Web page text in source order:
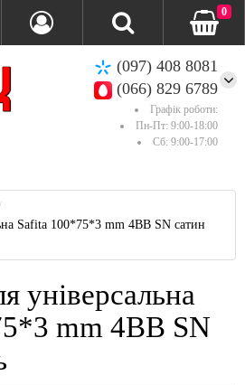
(097) 408 8081
(066) 829 6789
Графік роботи:
Пн-Пт: 9:00-18:00
Сб: 9:00-17:00
0
Safita 100*75*3 mm 4BB SN сатин
універсальна
mm 4BB SN